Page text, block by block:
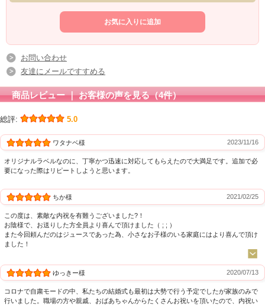
お問い合わせ
友達にメールですすめる
商品レビュー ｜ お客様の声を見る（4件）
総評: 5.0
ワタナベ様 2023/11/16
オリジナルラベルなのに、丁寧かつ迅速に対応してもらえたので大満足です。追加で必
要になった際はリピートしようと思います。
ちか様 2021/02/25
この度は、素敵な内祝を有難うございました?！
お陰様で、お送りした方全員より喜んで頂けました（ ; ; ）
また今回頼んだのはジュースであった為、小さなお子様のいる家庭にはより喜んで頂け
ました！
ゆっきー様 2020/07/13
コロナで自粛モードの中、私たちの結婚式も最初は大勢で行う予定でしたが家族のみで
行いました。職場の方や親戚、おばあちゃんからたくさんお祝いを頂いたので、内祝い